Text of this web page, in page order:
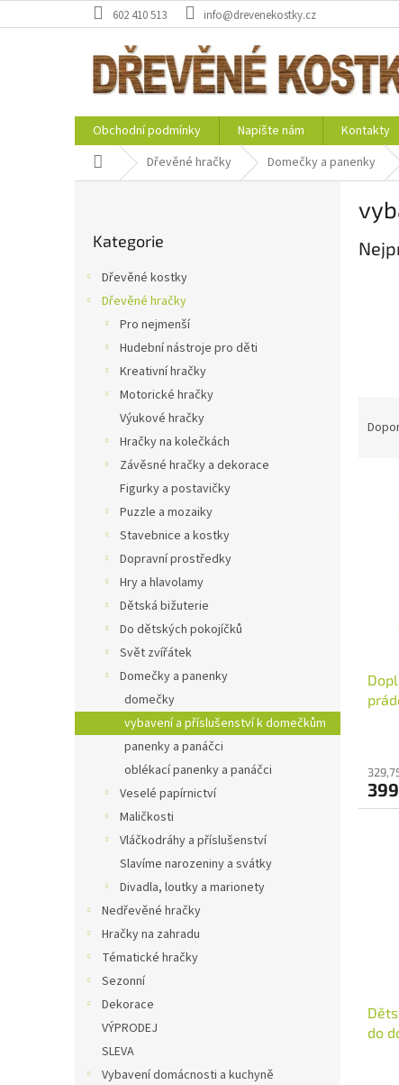
na
602 410 513 info@drevenekostky.cz
Obchodní podmínky Napište nám Kontakty
Domů Dřevěné hračky Domečky a panenky
kategorie
Kategorie
Dřevěné kostky
Dřevěné hračky
Pro nejmenší
Hudební nástroje pro děti
Kreativní hračky
Motorické hračky
Výukové hračky
Hračky na kolečkách
Závěsné hračky a dekorace
Figurky a postavičky
Puzzle a mozaiky
Stavebnice a kostky
Dopravní prostředky
Hry a hlavolamy
Dětská bižuterie
Do dětských pokojíčků
Svět zvířátek
Domečky a panenky
domečky
vybavení a příslušenství k domečkům
panenky a panáčci
oblékací panenky a panáčci
Veselé papírnictví
Maličkosti
Vláčkodráhy a příslušenství
Slavíme narozeniny a svátky
Divadla, loutky a marionety
Nedřevěné hračky
Hračky na zahradu
Tématické hračky
Sezonní
Dekorace
VÝPRODEJ
SLEVA
Vybavení domácnosti a kuchyně
do